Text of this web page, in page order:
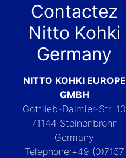
Contactez
Nitto Kohki
Germany
NITTO KOHKI EUROPE
GMBH
Gottlieb-Daimler-Str. 10
71144 Steinenbronn
Germany
Telephone:+49 (0)7157